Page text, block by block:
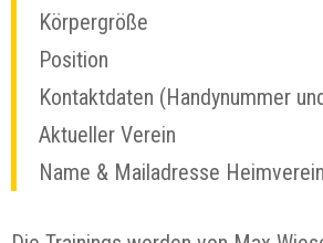
Körpergröße
Position
Kontaktdaten (Handynummer
Aktueller Verein
Name & Mailadresse